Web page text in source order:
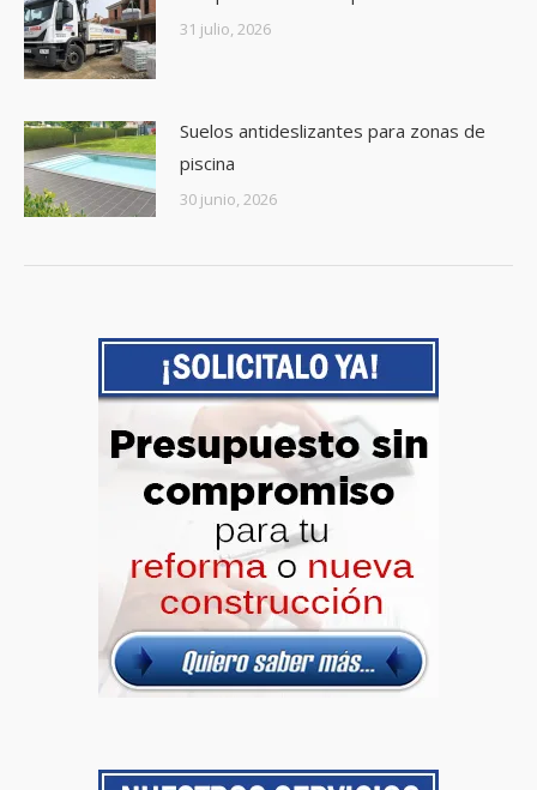
31 julio, 2026
Suelos antideslizantes para zonas de
piscina
30 junio, 2026